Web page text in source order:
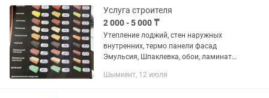
ие лоджа и другие работы...
Услуга строителя
2 000 - 5 000 ₸
Утепление лоджий, стен наружных
внутренних, термо панели фасад
Эмульсия, Шпаклевка, обои, ламинат
отделочные работы все фасадных и
Шымкент, 12 июля